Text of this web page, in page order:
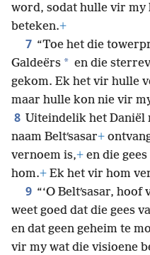
word, sodat hulle vir my
beteken.+
7 “Toe het die
Galdeërs * en die
gekom. Ek het vir hulle
maar hulle kon nie vir
8 Uiteindelik het Daniël
naam Beltʹsasar+
vernoem is,+ en die
hom.+ Ek het vir hom
9 “‘O Beltʹsasar,
weet goed dat die gees
en dat geen geheim te
vir my wat die visioene